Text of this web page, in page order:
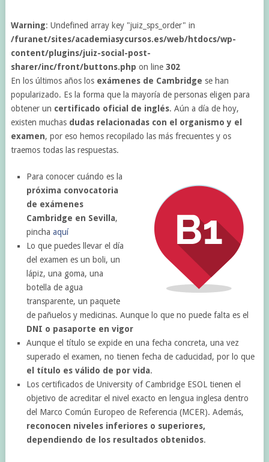
Warning: Undefined array key "juiz_sps_order" in
/furanet/sites/academiasycursos.es/web/htdocs/wp-
content/plugins/juiz-social-post-
sharer/inc/front/buttons.php on line 302
En los últimos años los exámenes de Cambridge se han
popularizado. Es la forma que la mayoría de personas eligen para
obtener un certificado oficial de inglés. Aún a día de hoy,
existen muchas dudas relacionadas con el organismo y el
examen, por eso hemos recopilado las más frecuentes y os
traemos todas las respuestas.
Para conocer cuándo es la
próxima convocatoria
de exámenes
Cambridge en Sevilla,
pinchaaquí
Lo que puedes llevar el día
del examen es un boli, un
lápiz, una goma, una
botella de agua
transparente, un paquete
de pañuelos y medicinas. Aunque lo que no puede falta es el
DNI o pasaporte en vigor
Aunque el título se expide en una fecha concreta, una vez
superado el examen, no tienen fecha de caducidad, por lo que
el título es válido de por vida.
Los certificados de University of Cambridge ESOL tienen el
objetivo de acreditar el nivel exacto en lengua inglesa dentro
del Marco Común Europeo de Referencia (MCER). Además,
reconocen niveles inferiores o superiores,
dependiendo de los resultados obtenidos.